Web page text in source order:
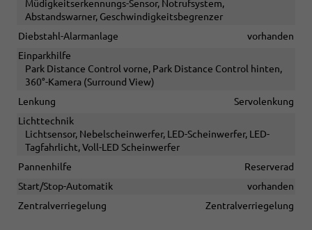
Müdigkeitserkennungs-Sensor, Notrufsystem,
Abstandswarner, Geschwindigkeitsbegrenzer
Diebstahl-Alarmanlage
vorhanden
Einparkhilfe
Park Distance Control vorne, Park Distance Control hinten,
360°-Kamera (Surround View)
Lenkung
Servolenkung
Lichttechnik
Lichtsensor, Nebelscheinwerfer, LED-Scheinwerfer, LED-
Tagfahrlicht, Voll-LED Scheinwerfer
Pannenhilfe
Reserverad
Start/Stop-Automatik
vorhanden
Zentralverriegelung
Zentralverriegelung